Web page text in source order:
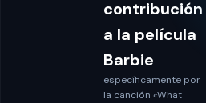
contribución
a la película
Barbie
específicamente por
la canción «What